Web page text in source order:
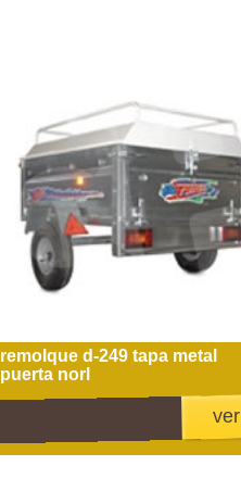
remolque d-249 tapa metal
puerta norl
ver